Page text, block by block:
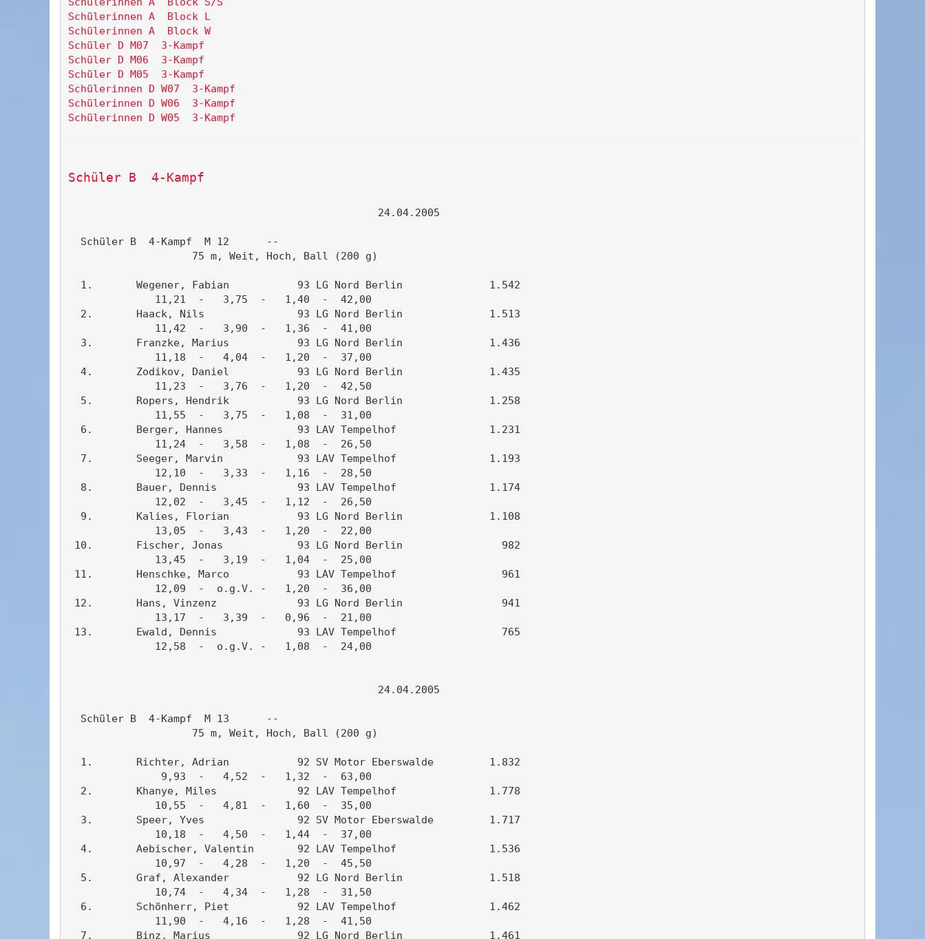
Schülerinnen A  Block L
Schülerinnen A  Block W
Schüler D M07  3-Kampf
Schüler D M06  3-Kampf
Schüler D M05  3-Kampf
Schülerinnen D W07  3-Kampf
Schülerinnen D W06  3-Kampf
Schülerinnen D W05  3-Kampf
Schüler B  4-Kampf
                                                  24.04.2005
  Schüler B  4-Kampf  M 12      --
                    75 m, Weit, Hoch, Ball (200 g)
  1.       Wegener, Fabian           93 LG Nord Berlin              1.542
              11,21  -   3,75  -   1,40  -  42,00
  2.       Haack, Nils               93 LG Nord Berlin              1.513
              11,42  -   3,90  -   1,36  -  41,00
  3.       Franzke, Marius           93 LG Nord Berlin              1.436
              11,18  -   4,04  -   1,20  -  37,00
  4.       Zodikov, Daniel           93 LG Nord Berlin              1.435
              11,23  -   3,76  -   1,20  -  42,50
  5.       Ropers, Hendrik           93 LG Nord Berlin              1.258
              11,55  -   3,75  -   1,08  -  31,00
  6.       Berger, Hannes            93 LAV Tempelhof               1.231
              11,24  -   3,58  -   1,08  -  26,50
  7.       Seeger, Marvin            93 LAV Tempelhof               1.193
              12,10  -   3,33  -   1,16  -  28,50
  8.       Bauer, Dennis             93 LAV Tempelhof               1.174
              12,02  -   3,45  -   1,12  -  26,50
  9.       Kalies, Florian           93 LG Nord Berlin              1.108
              13,05  -   3,43  -   1,20  -  22,00
10.       Fischer, Jonas            93 LG Nord Berlin                982
              13,45  -   3,19  -   1,04  -  25,00
11.       Henschke, Marco           93 LAV Tempelhof                 961
              12,09  -  o.g.V. -   1,20  -  36,00
12.       Hans, Vinzenz             93 LG Nord Berlin                941
              13,17  -   3,39  -   0,96  -  21,00
13.       Ewald, Dennis             93 LAV Tempelhof                 765
              12,58  -  o.g.V. -   1,08  -  24,00
                                                  24.04.2005
  Schüler B  4-Kampf  M 13      --
                    75 m, Weit, Hoch, Ball (200 g)
  1.       Richter, Adrian           92 SV Motor Eberswalde         1.832
               9,93  -   4,52  -   1,32  -  63,00
  2.       Khanye, Miles             92 LAV Tempelhof               1.778
              10,55  -   4,81  -   1,60  -  35,00
  3.       Speer, Yves               92 SV Motor Eberswalde         1.717
              10,18  -   4,50  -   1,44  -  37,00
  4.       Aebischer, Valentin       92 LAV Tempelhof               1.536
              10,97  -   4,28  -   1,20  -  45,50
  5.       Graf, Alexander           92 LG Nord Berlin              1.518
              10,74  -   4,34  -   1,28  -  31,50
  6.       Schönherr, Piet           92 LAV Tempelhof               1.462
              11,90  -   4,16  -   1,28  -  41,50
  7.       Binz, Marius              92 LG Nord Berlin              1.461